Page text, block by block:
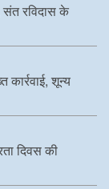
रविदास के
कार्रवाई, शून्य
दिवस की